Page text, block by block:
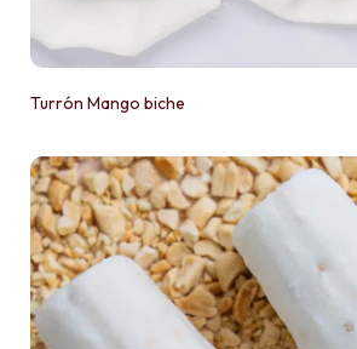
Turrón Mango biche